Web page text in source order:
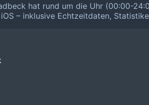
hat rund um die Uhr (00:00-
– inklusive Echtzeitdaten,